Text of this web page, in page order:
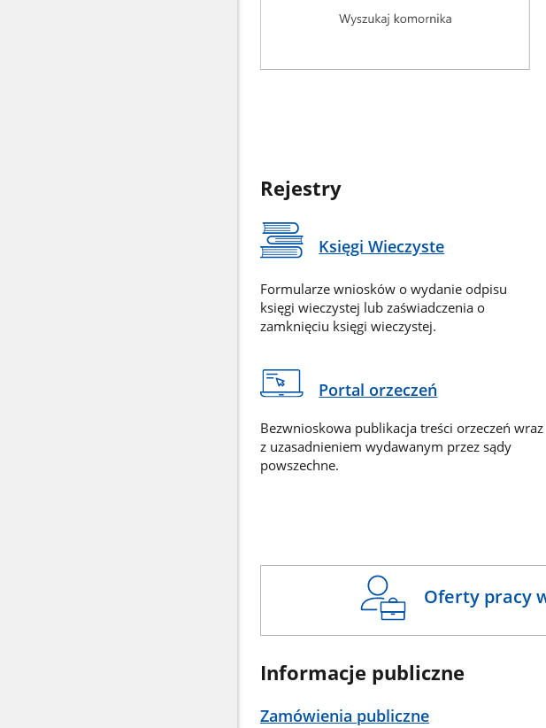
Rejestry
Księgi Wieczyste
Formularze wniosków o wydanie odpisu
księgi wieczystej lub zaświadczenia o
zamknięciu księgi wieczystej.
Portal orzeczeń
Bezwnioskowa publikacja treści orzeczeń wraz
z uzasadnieniem wydawanym przez sądy
powszechne.
Oferty pracy
Informacje publiczne
Zamówienia publiczne